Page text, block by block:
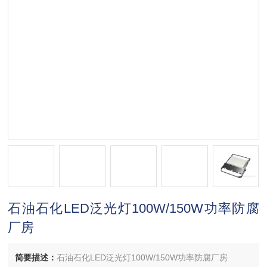
石油石化LED泛光灯100W/150W功率防腐
厂房
简要描述：石油石化LED泛光灯100W/150W功率防腐厂房